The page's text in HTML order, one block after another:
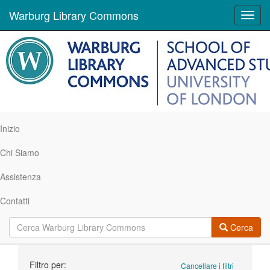
Warburg Library Commons
Inizio
Chi Siamo
Assistenza
Contatti
Cerca
Cancellare i filtri
Filtro per: